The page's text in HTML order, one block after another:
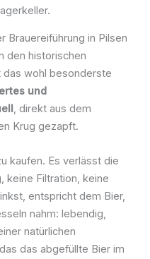
Brauereiführung in Pilsen
den historischen
das wohl besonderste
und
, direkt aus dem
Krug gezapft.
kaufen. Es verlässt die
keine Filtration, keine
entspricht dem Bier,
nahm: lebendig,
natürlichen
das abgefüllte Bier im